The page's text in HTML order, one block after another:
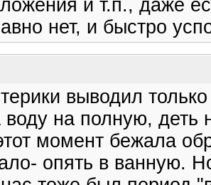
и т.п., даже
нет, и быстро
выводил
на полную, деть
момент бежала
опять в ванную.